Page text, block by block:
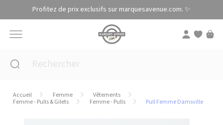
Profitez de prix exclusifs sur marquesavenue.com. ✨
Accueil Femme
Vêtements
Femme - Pulls & Gilets
Femme - Pulls Pull Femme Damsville
Panneau de gestion des cookies